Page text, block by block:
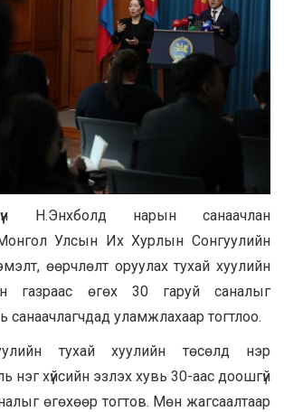
Н.Энхболд нарын санаачлан
Улсын Их Хурлын Сонгуулийн
өөрчлөлт оруулах тухай хуулийн
газраас өгөх 30 гаруй саналыг
санаачлагчдад уламжлахаар тогтлоо.
тухай хуулийн төсөлд нэр
нэг хүйсийн эзлэх хувь 30-аас доошгүй
өгөхөөр тогтов. Мөн жагсаалтаар